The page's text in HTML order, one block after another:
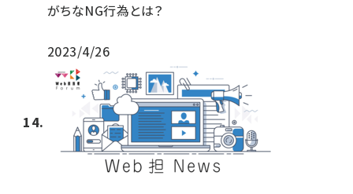
がちなNG行為とは？
2023/4/26